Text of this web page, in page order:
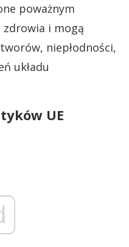
poważnym
zdrowia i mogą
niepłodności,
układu
UE